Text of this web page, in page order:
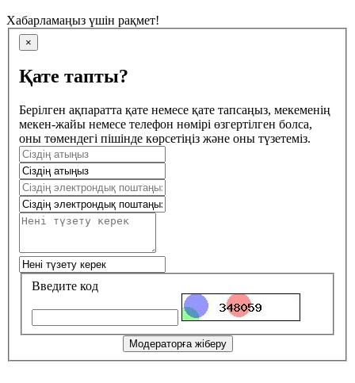
Хабарламаңыз үшін рақмет!
×
Қате тапты?
Берілген ақпаратта қате немесе қате тапсаңыз, мекеменің
мекен-жайы немесе телефон нөмірі өзгертілген болса,
оны төмендегі пішінде көрсетіңіз және оны түзетеміз.
Введите код
Модераторға жіберу